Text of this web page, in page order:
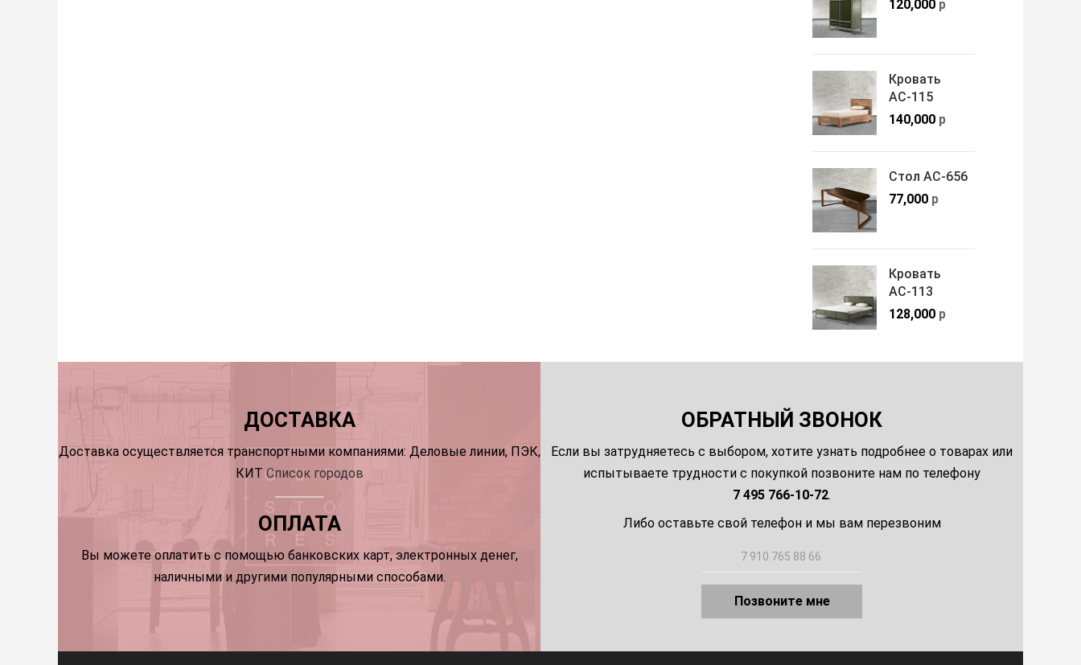
120,000р
Кровать
АС-115
140,000р
Стол АС-656
77,000р
Кровать
АС-113
128,000р
ДОСТАВКА
Доставка осуществляется транспортными компаниями: Деловые линии, ПЭК,
КИТСписок городов
ОПЛАТА
Вы можете оплатить с помощью банковских карт, электронных денег,
наличными и другими популярными способами.
ОБРАТНЫЙ ЗВОНОК
Если вы затрудняетесь с выбором, хотите узнать подробнее о товарах или
испытываете трудности с покупкой позвоните нам по телефону
7 495 766-10-72.
Либо оставьте свой телефон и мы вам перезвоним
Позвоните мне